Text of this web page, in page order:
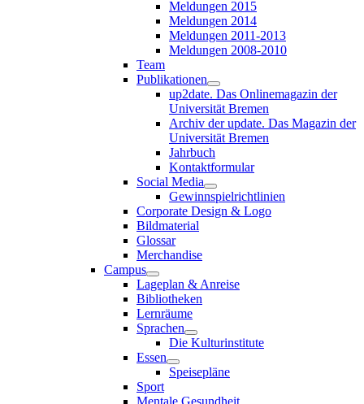
Meldungen 2015
Meldungen 2014
Meldungen 2011-2013
Meldungen 2008-2010
Team
Publikationen
up2date. Das Onlinemagazin der
Universität Bremen
Archiv der update. Das Magazin der
Universität Bremen
Jahrbuch
Kontaktformular
Social Media
Gewinnspielrichtlinien
Corporate Design & Logo
Bildmaterial
Glossar
Merchandise
Campus
Lageplan & Anreise
Bibliotheken
Lernräume
Sprachen
Die Kulturinstitute
Essen
Speisepläne
Sport
Mentale Gesundheit